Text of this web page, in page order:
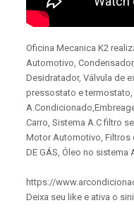
Oficina Mecanica K2
Automotivo,
Desidratador, Válvula de
pressostato e
Carro, Sistema A.C filtro
Motor Automotivo, Filtros
DE GÁS, Óleo no
https://
Deixa seu like e ativa o